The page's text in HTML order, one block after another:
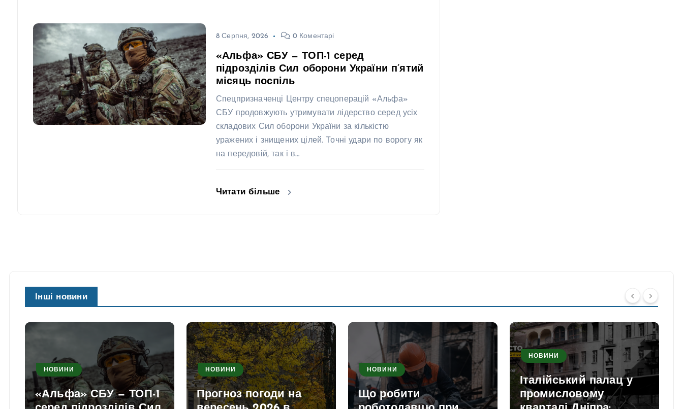
8 Серпня, 2026 0 Коментарі
«Альфа» СБУ — ТОП-1 серед
підрозділів Сил оборони України п’ятий
місяць поспіль
Спецпризначенці Центру спецоперацій «Альфа»
СБУ продовжують утримувати лідерство серед усіх
складових Сил оборони України за кількістю
уражених і знищених цілей. Точні удари по ворогу як
на передовій, так і в…
Читати більше
Інші новини
НОВИНИ
«Альфа» СБУ — ТОП-1
НОВИНИ
Прогноз погоди на
НОВИНИ
Що робити
НОВИНИ
Італійський палац у
промисловому